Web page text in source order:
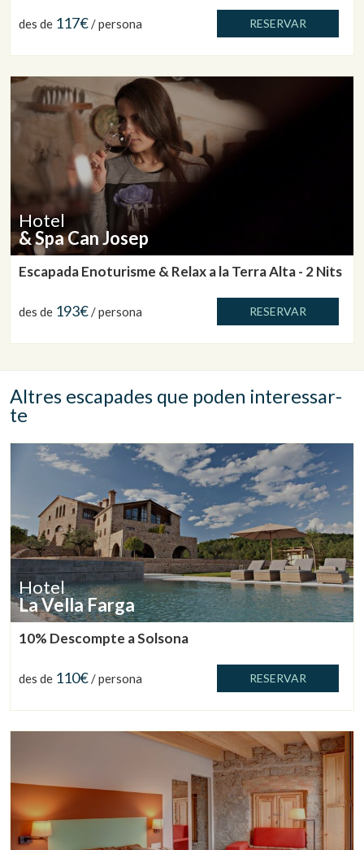
des de 117€/ persona RESERVAR
Hotel
& Spa Can Josep
Escapada Enoturisme & Relax a la Terra Alta - 2 Nits
des de 193€/ persona RESERVAR
Altres escapades que poden interessar-
te
Hotel
La Vella Farga
10% Descompte a Solsona
des de 110€/ persona RESERVAR